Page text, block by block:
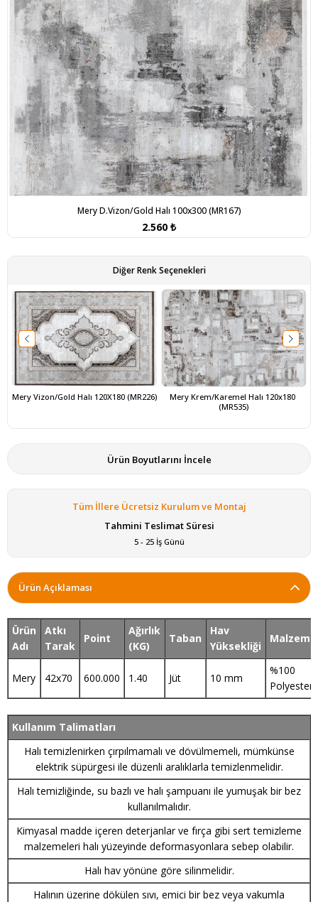
Mery D.Vizon/Gold Halı 100x300 (MR167)
2.560 ₺
Diğer Renk Seçenekleri
Mery Vizon/Gold Halı 120X180 (MR226)
Mery Krem/Karemel Halı 120x180
(MR535)
Ürün Boyutlarını İncele
Tüm İllere Ücretsiz Kurulum ve Montaj
Tahmini Teslimat Süresi
5 - 25 İş Günü
Ürün Açıklaması
Ürün
Adı
Atkı
Tarak
Point
Ağırlık
(KG)
Taban
Hav
Yüksekliği
Malzeme
Mery 42x70 600.000 1.40 Jüt 10 mm
%100
Polyester
Kullanım Talimatları
Halı temizlenirken çırpılmamalı ve dövülmemeli, mümkünse
elektrik süpürgesi ile düzenli aralıklarla temizlenmelidir.
Halı temizliğinde, su bazlı ve halı şampuanı ile yumuşak bir bez
kullanılmalıdır.
Kimyasal madde içeren deterjanlar ve fırça gibi sert temizleme
malzemeleri halı yüzeyinde deformasyonlara sebep olabilir.
Halı hav yönüne göre silinmelidir.
Halının üzerine dökülen sıvı, emici bir bez veya vakumla